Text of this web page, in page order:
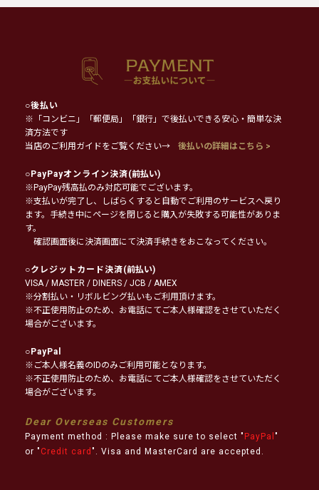
○後払い
※「コンビニ」「郵便局」「銀行」で後払いできる安心・簡単な決
済方法です
当店のご利用ガイドをご覧ください→
後払いの詳細はこちら >
○PayPayオンライン決済(前払い)
※PayPay残高払のみ対応可能でございます。
※支払いが完了し、しばらくすると自動でご利用のサービスへ戻り
ます。手続き中にページを閉じると購入が失敗する可能性がありま
す。
確認画面後に決済画面にて決済手続きをおこなってください。
○クレジットカード決済(前払い)
VISA / MASTER / DINERS / JCB / AMEX
※分割払い・リボルビング払いもご利用頂けます。
※不正使用防止のため、お電話にてご本人様確認をさせていただく
場合がございます。
○PayPal
※ご本人様名義のIDのみご利用可能となります。
※不正使用防止のため、お電話にてご本人様確認をさせていただく
場合がございます。
Dear Overseas Customers
Payment method : Please make sure to select " PayPal "
or " Credit card ". Visa and MasterCard are accepted.